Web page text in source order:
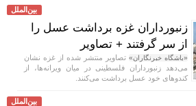
بین‌الملل
زنبورداران غزه برداشت عسل را
از سر گرفتند + تصاویر
«باشگاه خبرنگاران» تصاویر منتشر شده از غزه نشان
می‌دهد زنبورداران فلسطینی در میان ویرانه‌ها، از
کندو‌های خود عسل برداشت می‌کنند.
بین‌الملل